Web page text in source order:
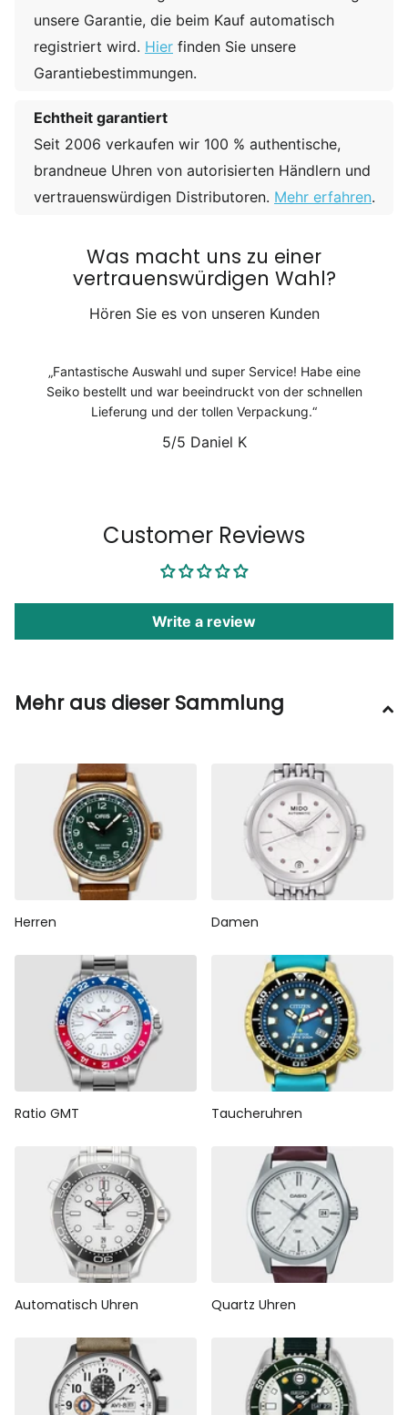
unsere Garantie, die beim Kauf automatisch
registriert wird. Hier finden Sie unsere
Garantiebestimmungen.
Echtheit garantiert
Seit 2006 verkaufen wir 100 % authentische,
brandneue Uhren von autorisierten Händlern und
vertrauenswürdigen Distributoren. Mehr erfahren.
Was macht uns zu einer
vertrauenswürdigen Wahl?
Hören Sie es von unseren Kunden
Fantastische Auswahl und super Service! Habe eine
Seiko bestellt und war beeindruckt von der schnellen
Lieferung und der tollen Verpackung.
5/5 Daniel K
Customer Reviews
Write a review
Mehr aus dieser Sammlung
Herren Damen
Ratio GMT Taucheruhren
Automatisch Uhren Quartz Uhren